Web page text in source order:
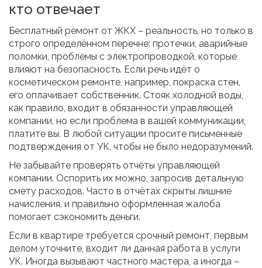
кто отвечает
Бесплатный ремонт от ЖКХ – реальность, но только в
строго определённом перечне: протечки, аварийные
поломки, проблемы с электропроводкой, которые
влияют на безопасность. Если речь идёт о
косметическом ремонте, например, покраска стен,
его оплачивает собственник. Стояк холодной воды,
как правило, входит в обязанности управляющей
компании, но если проблема в вашей коммуникации,
платите вы. В любой ситуации просите письменные
подтверждения от УК, чтобы не было недоразумений.
Не забывайте проверять отчёты управляющей
компании. Оспорить их можно, запросив детальную
смету расходов. Часто в отчётах скрыты лишние
начисления, и правильно оформленная жалоба
помогает сэкономить деньги.
Если в квартире требуется срочный ремонт, первым
делом уточните, входит ли данная работа в услуги
УК. Иногда вызывают частного мастера, а иногда –